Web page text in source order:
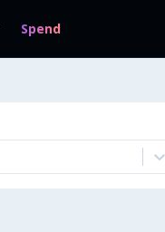
Spend